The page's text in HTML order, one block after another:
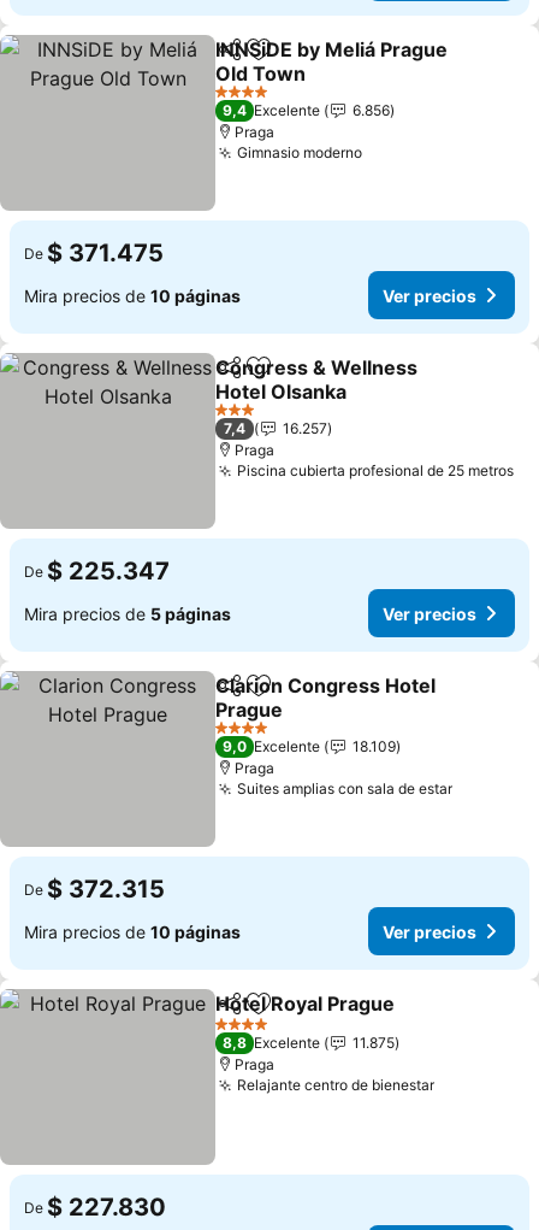
CompartirAgregar a favoritos
INNSiDE by Meliá Prague
Old Town
4 Estrellas
9,4 Excelente
6.856
Praga
Gimnasio moderno
De $ 371.475
Mira precios de 10 páginas Ver precios
CompartirAgregar a favoritos
Congress & Wellness
Hotel Olsanka
3 Estrellas
7,4
16.257
Praga
Piscina cubierta profesional de 25 metros
De $ 225.347
Mira precios de 5 páginas Ver precios
CompartirAgregar a favoritos
Clarion Congress Hotel
Prague
4 Estrellas
9,0 Excelente
18.109
Praga
Suites amplias con sala de estar
De $ 372.315
Mira precios de 10 páginas Ver precios
CompartirAgregar a favoritos
Hotel Royal Prague
4 Estrellas
8,8 Excelente
11.875
Praga
Relajante centro de bienestar
De $ 227.830